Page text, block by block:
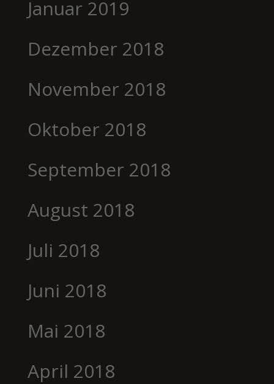
Januar 2019
Dezember 2018
November 2018
Oktober 2018
September 2018
August 2018
Juli 2018
Juni 2018
Mai 2018
April 2018